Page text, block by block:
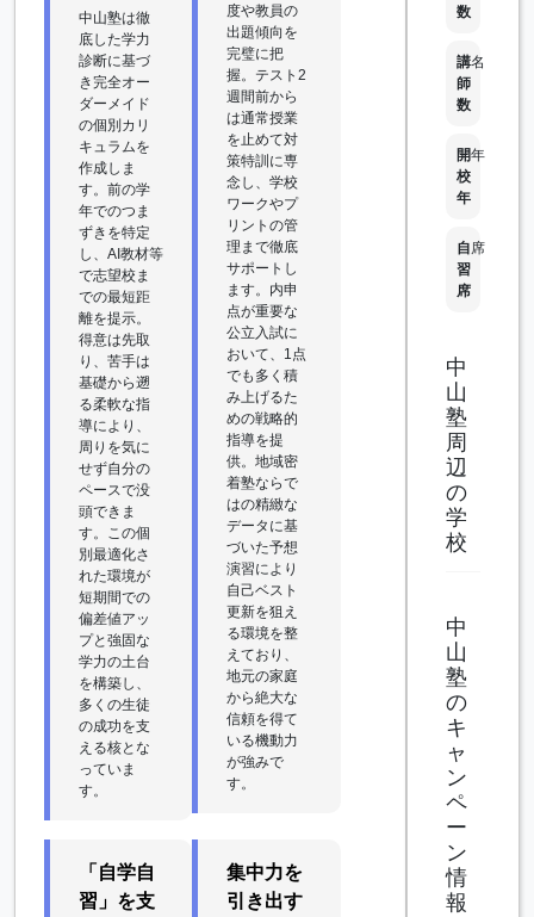
中山塾は徹
底した学力
診断に基づ
き完全オー
ダーメイド
の個別カリ
キュラムを
作成しま
す。前の学
年でのつま
ずきを特定
し、AI教材等
で志望校ま
での最短距
離を提示。
得意は先取
り、苦手は
基礎から遡
る柔軟な指
導により、
周りを気に
せず自分の
ペースで没
頭できま
す。この個
別最適化さ
れた環境が
短期間での
偏差値アッ
プと強固な
学力の土台
を構築し、
多くの生徒
の成功を支
える核とな
っていま
す。
度や教員の
出題傾向を
完璧に把
握。テスト2
週間前から
は通常授業
を止めて対
策特訓に専
念し、学校
ワークやプ
リントの管
理まで徹底
サポートし
ます。内申
点が重要な
公立入試に
おいて、1点
でも多く積
み上げるた
めの戦略的
指導を提
供。地域密
着塾ならで
はの精緻な
データに基
づいた予想
演習により
自己ベスト
更新を狙え
る環境を整
えており、
地元の家庭
から絶大な
信頼を得て
いる機動力
が強みで
す。
「自学自
習」を支
集中力を
引き出す
数
講
師
数
名
開
校
年
年
自
習
席
席
中
山
塾
周
辺
の
学
校
中
山
塾
の
キ
ャ
ン
ペ
ー
ン
情
報